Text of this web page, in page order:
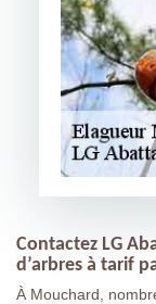
Contactez LG
d’arbres à tarif
À Mouchard,